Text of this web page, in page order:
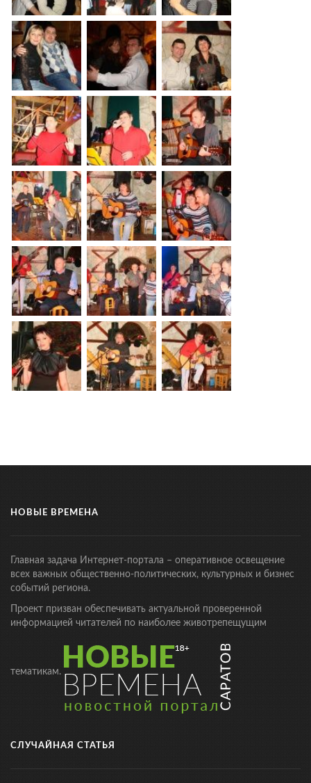
НОВЫЕ ВРЕМЕНА
Главная задача Интернет-портала – оперативное освещение
всех важных общественно-политических, культурных и бизнес
событий региона.
Проект призван обеспечивать актуальной проверенной
информацией читателей по наиболее животрепещущим
тематикам.
СЛУЧАЙНАЯ СТАТЬЯ